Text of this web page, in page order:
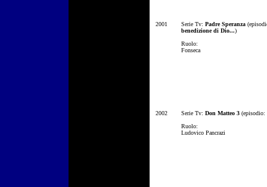
2001 Serie Tv: Padre Speranza
benedizione di Dio...)
Ruolo:
Fonseca
2002 Serie Tv: Don Matteo 3 (episodio:
Ruolo:
Ludovico Pancrazi